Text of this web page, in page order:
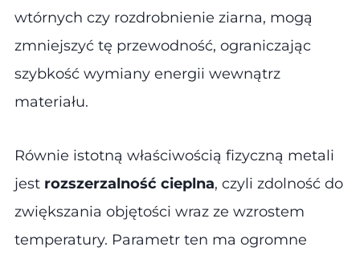
wtórnych czy rozdrobnienie ziarna, mogą
zmniejszyć tę przewodność, ograniczając
szybkość wymiany energii wewnątrz
materiału.
Równie istotną właściwością fizyczną metali
jest rozszerzalność cieplna, czyli zdolność do
zwiększania objętości wraz ze wzrostem
temperatury. Parametr ten ma ogromne